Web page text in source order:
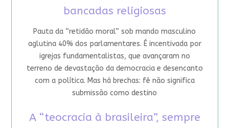
bancadas religiosas
Pauta da “retidão moral” sob mando masculino
aglutina 40% dos parlamentares. É incentivada por
igrejas fundamentalistas, que avançaram no
terreno de devastação da democracia e desencanto
com a política. Mas há brechas: fé não significa
submissão como destino
A “teocracia à brasileira”, sempre